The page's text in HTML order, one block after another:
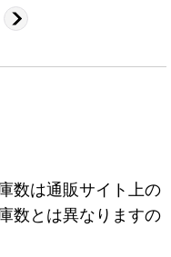
数は通販サイト上の
数とは異なりますの